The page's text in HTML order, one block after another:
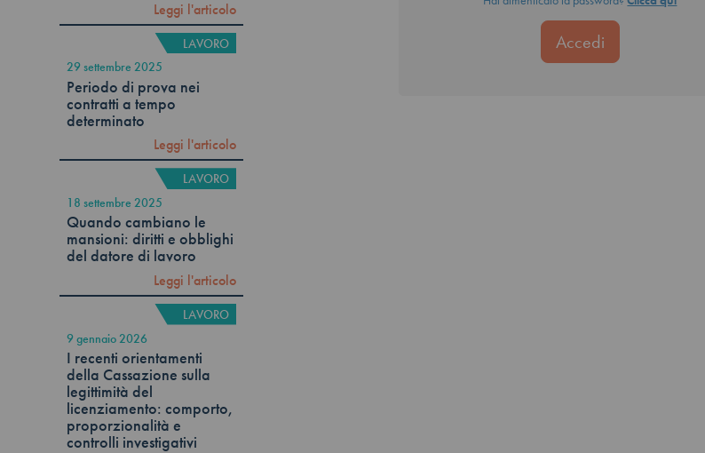
Leggi l'articolo
LAVORO
29 settembre 2025
Periodo di prova nei
contratti a tempo
determinato
Leggi l'articolo
LAVORO
18 settembre 2025
Quando cambiano le
mansioni: diritti e obblighi
del datore di lavoro
Leggi l'articolo
LAVORO
9 gennaio 2026
I recenti orientamenti
della Cassazione sulla
legittimità del
licenziamento: comporto,
proporzionalità e
controlli investigativi